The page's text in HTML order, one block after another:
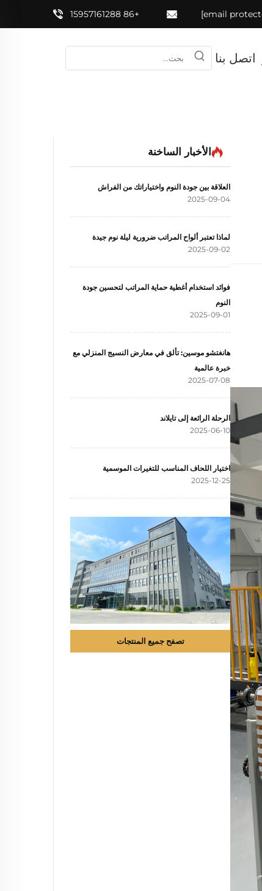
+86 15957161288
اتصل بنا
الأخبار الساخنة
العلاقة بين جودة النوم واختياراتك من الفراش
2025-09-04
لماذا تعتبر ألواح المراتب ضرورية ليلة نوم جيدة
2025-09-02
فوائد استخدام أغطية حماية المراتب لتحسين جودة
النوم
2025-09-01
هانغتشو موسين: تألق في معارض النسيج المنزلي مع
خبرة عالمية
2025-07-08
الرحلة الرائعة إلى تايلاند
2025-06-10
اختيار اللحاف المناسب للتغيرات الموسمية
2025-12-25
تصفح جميع المنتجات